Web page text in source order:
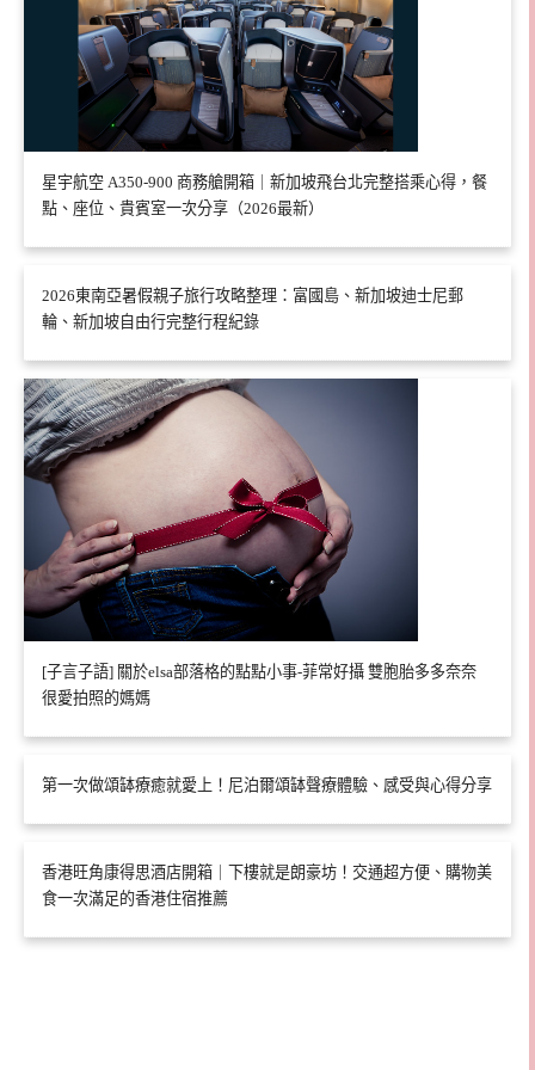
星宇航空 A350-900 商務艙開箱｜新加坡飛台北完整搭乘心得，餐
點、座位、貴賓室一次分享（2026最新）
2026東南亞暑假親子旅行攻略整理：富國島、新加坡迪士尼郵
輪、新加坡自由行完整行程紀錄
[子言子語] 關於elsa部落格的點點小事-菲常好攝 雙胞胎多多奈奈
很愛拍照的媽媽
第一次做頌缽療癒就愛上！尼泊爾頌缽聲療體驗、感受與心得分享
香港旺角康得思酒店開箱｜下樓就是朗豪坊！交通超方便、購物美
食一次滿足的香港住宿推薦